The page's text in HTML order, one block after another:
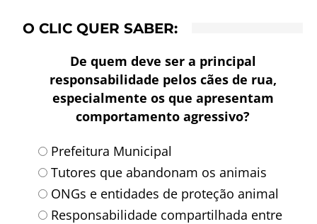
O CLIC QUER SABER:
De quem deve ser a principal
responsabilidade pelos cães de rua,
especialmente os que apresentam
comportamento agressivo?
Prefeitura Municipal
Tutores que abandonam os animais
ONGs e entidades de proteção animal
Responsabilidade compartilhada entre